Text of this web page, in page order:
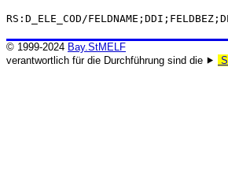
RS:D_ELE_COD/
© 1999-2024 Bay.StMELF
verantwortlich für die Durchführung sind die ⯈